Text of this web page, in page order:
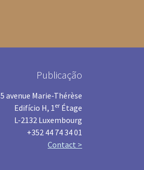
Publicação
5 avenue Marie-Thérèse
Edifício H, 1er Étage
L-2132 Luxembourg
+352 44 74 34 01
Contact >